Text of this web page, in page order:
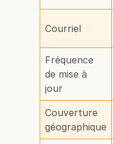
Courriel
Fréquence
de mise à
jour
Couverture
géographique